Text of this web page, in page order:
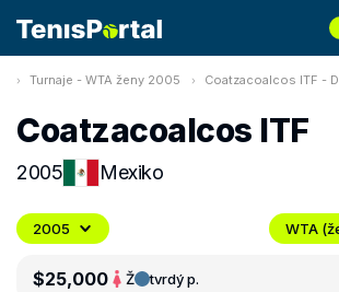
Turnaje - WTA ženy 2005 Coatzacoalcos ITF -
Coatzacoalcos ITF
2005 Mexiko
2005 WTA
$25,000 Ž tvrdý p.